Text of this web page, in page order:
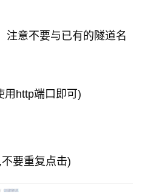
注意不要与已有的隧道名
用http端口即可)
要重复点击)